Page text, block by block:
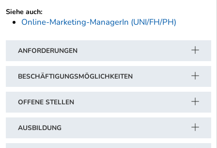
Siehe auch:
Online-Marketing-ManagerIn (UNI/FH/PH)
ANFORDERUNGEN
BESCHÄFTIGUNGSMÖGLICHKEITEN
OFFENE STELLEN
AUSBILDUNG